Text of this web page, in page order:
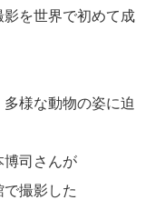
を世界で初めて成
様な動物の姿に迫
博司さんが
撮影した